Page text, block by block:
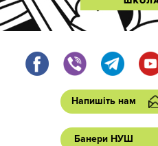
Напишіть нам
Банери НУШ